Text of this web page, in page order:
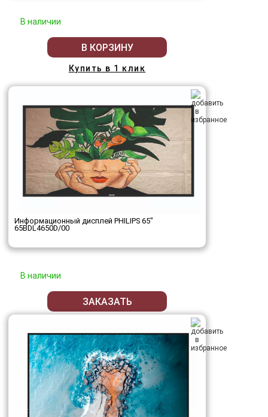
В наличии
В КОРЗИНУ
Купить в 1 клик
Информационный дисплей PHILIPS 65"
65BDL4650D/00
В наличии
ЗАКАЗАТЬ